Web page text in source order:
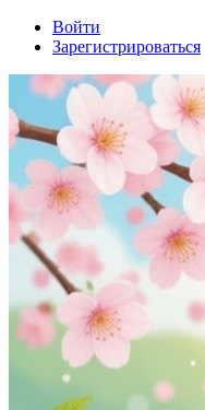
Войти
Зарегистрироваться